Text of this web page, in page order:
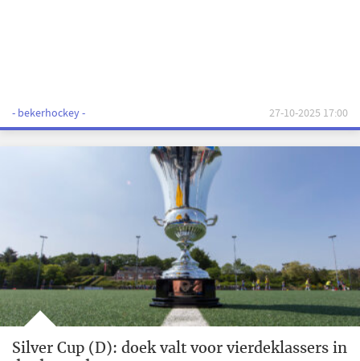
- bekerhockey - 27-10-2025 17:00
Silver Cup (D): doek valt voor vierdeklassers in